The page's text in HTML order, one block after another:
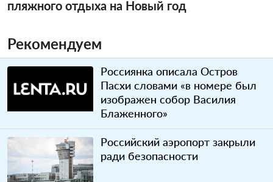
пляжного отдыха на Новый год
Рекомендуем
Россиянка описала Остров
Пасхи словами «в номере был
изображен собор Василия
Блаженного»
Российский аэропорт закрыли
ради безопасности